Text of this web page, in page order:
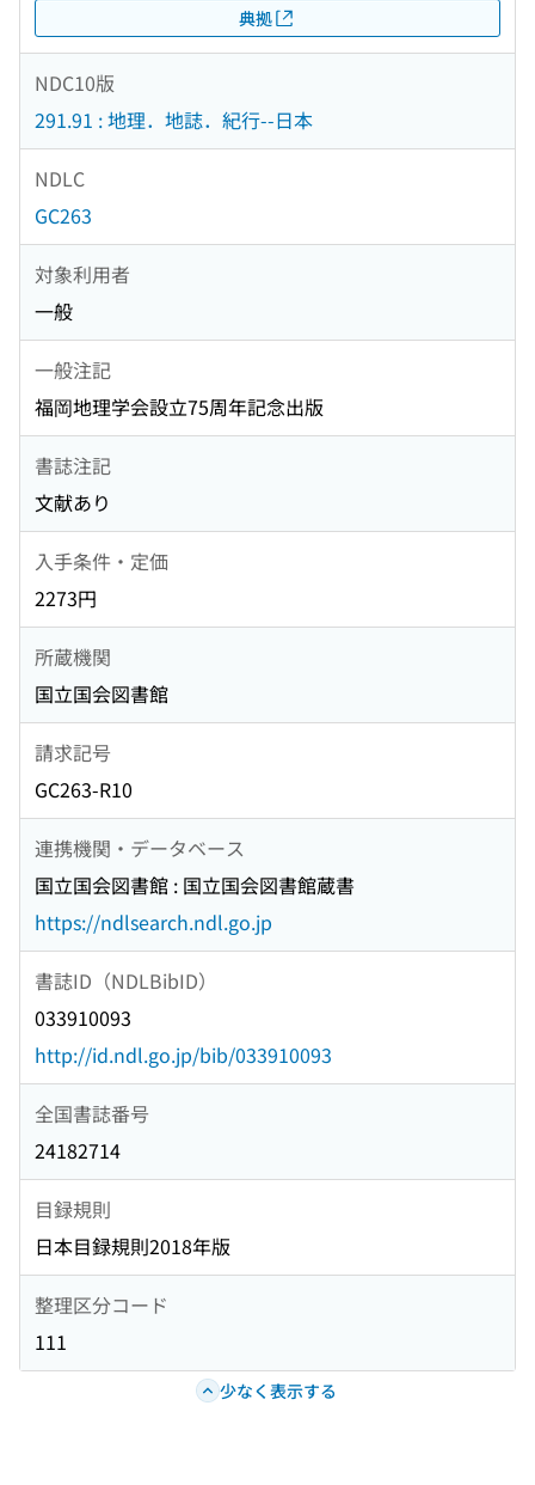
典拠
NDC10版
291.91 : 地理．地誌．紀行--日本
NDLC
GC263
対象利用者
一般
一般注記
福岡地理学会設立75周年記念出版
書誌注記
文献あり
入手条件・定価
2273円
所蔵機関
国立国会図書館
請求記号
GC263-R10
連携機関・データベース
国立国会図書館 : 国立国会図書館蔵書
https://ndlsearch.ndl.go.jp
書誌ID（NDLBibID）
033910093
http://id.ndl.go.jp/bib/033910093
全国書誌番号
24182714
目録規則
日本目録規則2018年版
整理区分コード
111
少なく表示する